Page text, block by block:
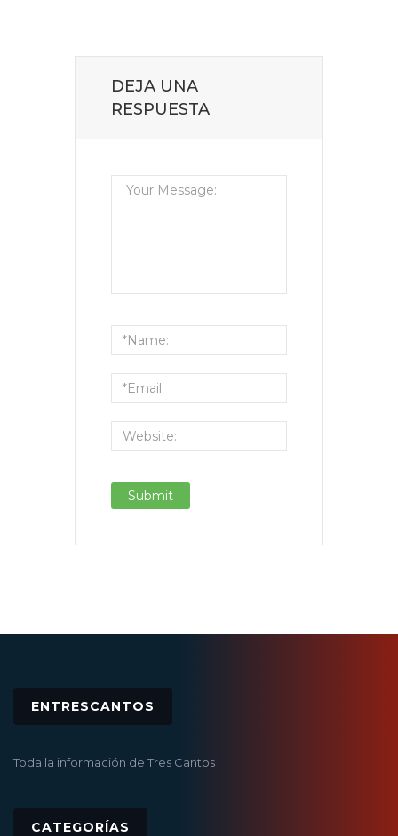
DEJA UNA
RESPUESTA
ENTRESCANTOS
Toda la información de Tres Cantos
CATEGORÍAS